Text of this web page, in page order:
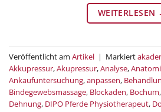
WEITERLESEN
Veröffentlicht am Artikel | Markiert
Akkupressur,Akupressur,Analyse,
Ankaufuntersuchung,anpassen,
Bindegewebsmassage, Blockaden, Bochum,
Dehnung, DIPO Pferde Physiotherapeut,